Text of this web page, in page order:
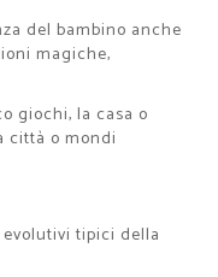
del bambino anche
magiche,
giochi, la casa o
città o mondi
tipici della